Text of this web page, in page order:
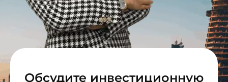
Обсудите инвестиционную